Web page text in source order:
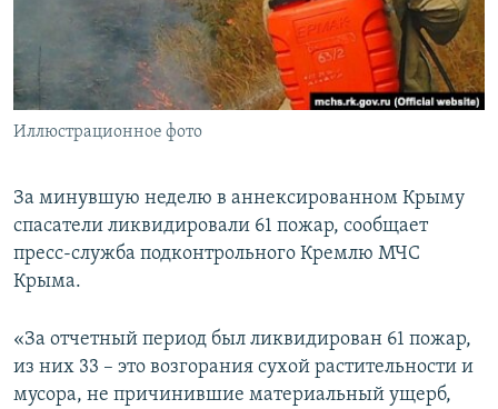
ПОБЕДИТЕЛЕЙ НЕ СУДЯТ?
КРЫМ.НЕПОКОРЕННЫЙ
ELIFBE
УКРАИНСКАЯ ПРОБЛЕМА КРЫМА
ПРИСОЕДИНЯЙТЕСЬ!
Иллюстрационное фото
За минувшую неделю в аннексированном Крыму
спасатели ликвидировали 61 пожар, сообщает
пресс-служба подконтрольного Кремлю МЧС
Крыма.
«За отчетный период был ликвидирован 61 пожар,
из них 33 – это возгорания сухой растительности и
мусора, не причинившие материальный ущерб,